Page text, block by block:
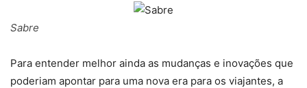
Sabre
Para entender melhor ainda as mudanças e inovações que
poderiam apontar para uma nova era para os viajantes, a